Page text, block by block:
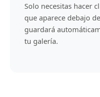
Solo necesitas hacer
que aparece debajo
guardará
tu galería.